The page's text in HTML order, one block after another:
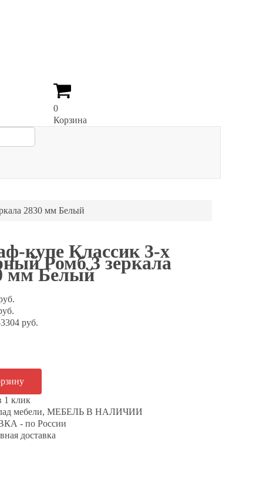
0
Корзина
2830 мм Белый
купе Классик 3-х
Ромб 3 зеркала
мм Белый
руб.
1 клик
мебели, МЕБЕЛЬ В НАЛИЧИИ
- по России
доставка